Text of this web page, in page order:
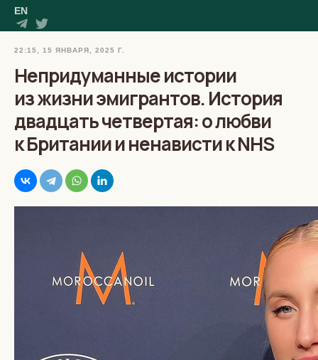
EN
22:15, 15 ЯНВАРЯ, 2025 Г.
Непридуманные истории
из жизни эмигрантов. История
двадцать четвертая: о любви
к Британии и ненависти к NHS